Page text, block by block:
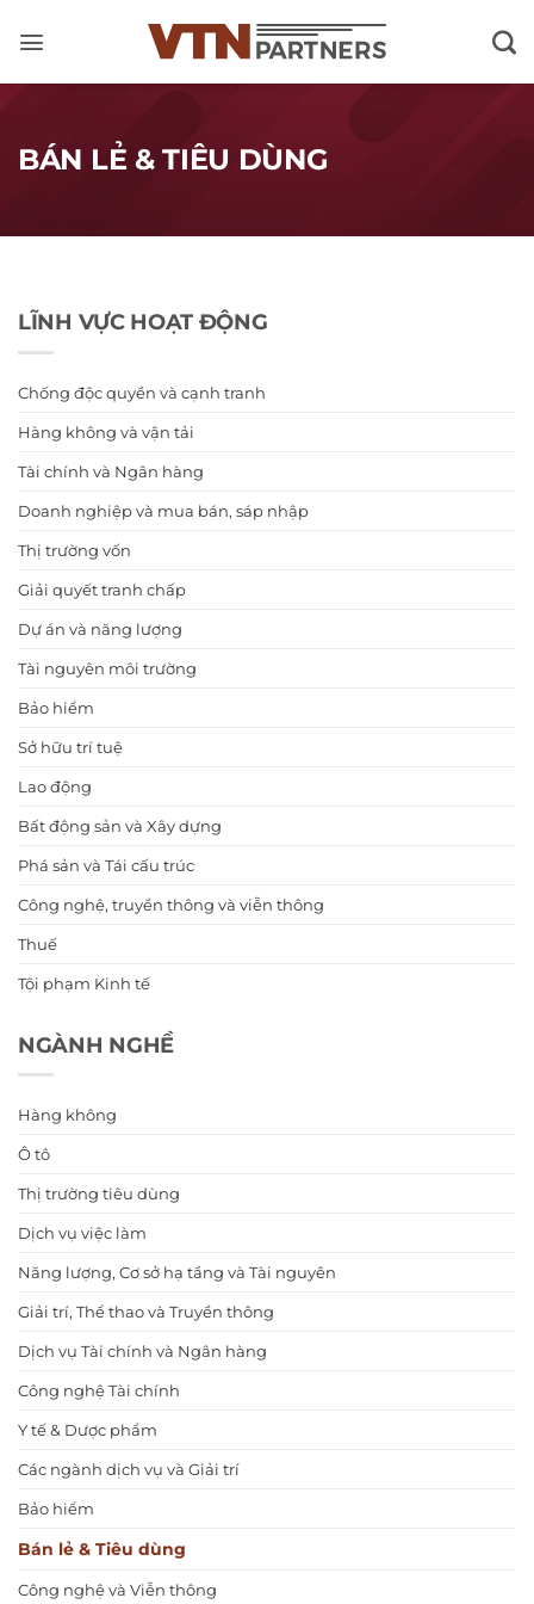
BÁN LẺ & TIÊU DÙNG
LĨNH VỰC HOẠT ĐỘNG
Chống độc quyền và cạnh tranh
Hàng không và vận tải
Tài chính và Ngân hàng
Doanh nghiệp và mua bán, sáp nhập
Thị trường vốn
Giải quyết tranh chấp
Dự án và năng lượng
Tài nguyên môi trường
Bảo hiểm
Sở hữu trí tuệ
Lao động
Bất động sản và Xây dựng
Phá sản và Tái cấu trúc
Công nghệ, truyền thông và viễn thông
Thuế
Tội phạm Kinh tế
NGÀNH NGHỀ
Hàng không
Ô tô
Thị trường tiêu dùng
Dịch vụ việc làm
Năng lượng, Cơ sở hạ tầng và Tài nguyên
Giải trí, Thể thao và Truyền thông
Dịch vụ Tài chính và Ngân hàng
Công nghệ Tài chính
Y tế & Dược phẩm
Các ngành dịch vụ và Giải trí
Bảo hiểm
Bán lẻ & Tiêu dùng
Công nghệ và Viễn thông